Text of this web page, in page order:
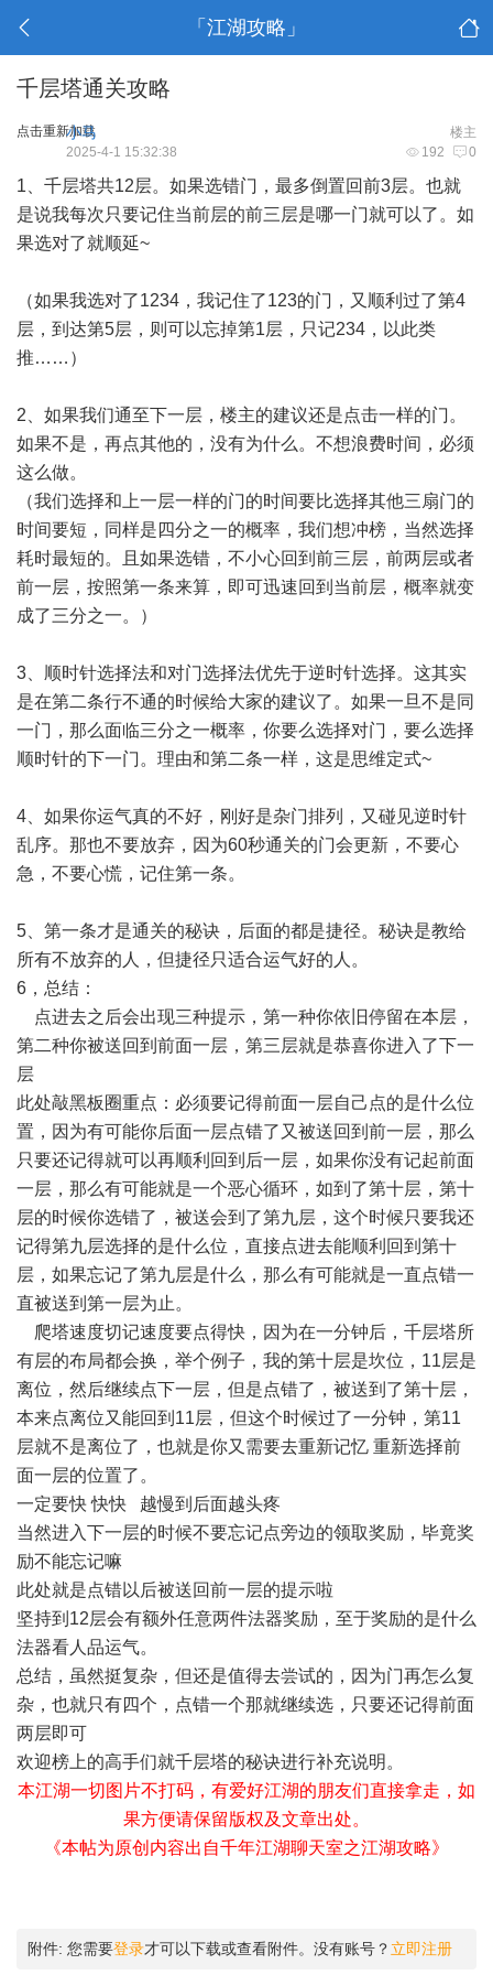
「江湖攻略」
千层塔通关攻略
点击重新加载 楼主
小马
192 0
2025-4-1 15:32:38
1、千层塔共12层。如果选错门，最多倒置回前3层。也就
是说我每次只要记住当前层的前三层是哪一门就可以了。如
果选对了就顺延~
（如果我选对了1234，我记住了123的门，又顺利过了第4
层，到达第5层，则可以忘掉第1层，只记234，以此类
推……）
2、如果我们通至下一层，楼主的建议还是点击一样的门。
如果不是，再点其他的，没有为什么。不想浪费时间，必须
这么做。
（我们选择和上一层一样的门的时间要比选择其他三扇门的
时间要短，同样是四分之一的概率，我们想冲榜，当然选择
耗时最短的。且如果选错，不小心回到前三层，前两层或者
前一层，按照第一条来算，即可迅速回到当前层，概率就变
成了三分之一。）
3、顺时针选择法和对门选择法优先于逆时针选择。这其实
是在第二条行不通的时候给大家的建议了。如果一旦不是同
一门，那么面临三分之一概率，你要么选择对门，要么选择
顺时针的下一门。理由和第二条一样，这是思维定式~
4、如果你运气真的不好，刚好是杂门排列，又碰见逆时针
乱序。那也不要放弃，因为60秒通关的门会更新，不要心
急，不要心慌，记住第一条。
5、第一条才是通关的秘诀，后面的都是捷径。秘诀是教给
所有不放弃的人，但捷径只适合运气好的人。
6，总结：
点进去之后会出现三种提示，第一种你依旧停留在本层，
第二种你被送回到前面一层，第三层就是恭喜你进入了下一
层
此处敲黑板圈重点：必须要记得前面一层自己点的是什么位
置，因为有可能你后面一层点错了又被送回到前一层，那么
只要还记得就可以再顺利回到后一层，如果你没有记起前面
一层，那么有可能就是一个恶心循环，如到了第十层，第十
层的时候你选错了，被送会到了第九层，这个时候只要我还
记得第九层选择的是什么位，直接点进去能顺利回到第十
层，如果忘记了第九层是什么，那么有可能就是一直点错一
直被送到第一层为止。
爬塔速度切记速度要点得快，因为在一分钟后，千层塔所
有层的布局都会换，举个例子，我的第十层是坎位，11层是
离位，然后继续点下一层，但是点错了，被送到了第十层，
本来点离位又能回到11层，但这个时候过了一分钟，第11
层就不是离位了，也就是你又需要去重新记忆 重新选择前
面一层的位置了。
一定要快 快快 越慢到后面越头疼
当然进入下一层的时候不要忘记点旁边的领取奖励，毕竟奖
励不能忘记嘛
此处就是点错以后被送回前一层的提示啦
坚持到12层会有额外任意两件法器奖励，至于奖励的是什么
法器看人品运气。
总结，虽然挺复杂，但还是值得去尝试的，因为门再怎么复
杂，也就只有四个，点错一个那就继续选，只要还记得前面
两层即可
欢迎榜上的高手们就千层塔的秘诀进行补充说明。
本江湖一切图片不打码，有爱好江湖的朋友们直接拿走，如
果方便请保留版权及文章出处。
《本帖为原创内容出自千年江湖聊天室之江湖攻略》
附件: 您需要登录才可以下载或查看附件。没有账号？ 立即注册